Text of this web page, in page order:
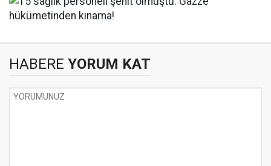
HABERE YORUM KAT